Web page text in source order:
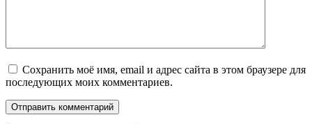
Сохранить моё имя, email и адрес сайта в этом браузере для
последующих моих комментариев.